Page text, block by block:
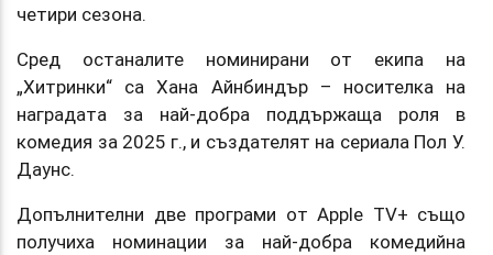
четири сезона.
Сред останалите номинирани от екипа на
„Хитринки“ са Хана Айнбиндър – носителка на
наградата за най-добра поддържаща роля в
комедия за 2025 г., и създателят на сериала Пол У.
Даунс.
Допълнителни две програми от Apple TV+ също
получиха номинации за най-добра комедийна